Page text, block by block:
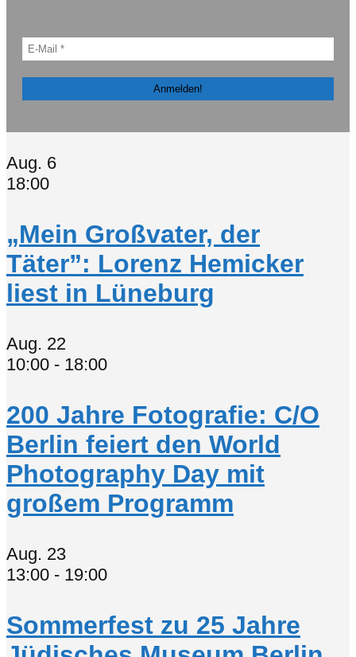
Aug. 6
18:00
„Mein Großvater, der
Täter”: Lorenz Hemicker
liest in Lüneburg
Aug. 22
10:00 - 18:00
200 Jahre Fotografie: C/O
Berlin feiert den World
Photography Day mit
großem Programm
Aug. 23
13:00 - 19:00
Sommerfest zu 25 Jahre